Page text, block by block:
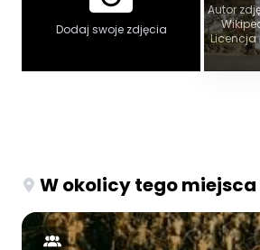
Dodaj swoje zdjęcia
Autor
Licencja
W okolicy tego miejsca